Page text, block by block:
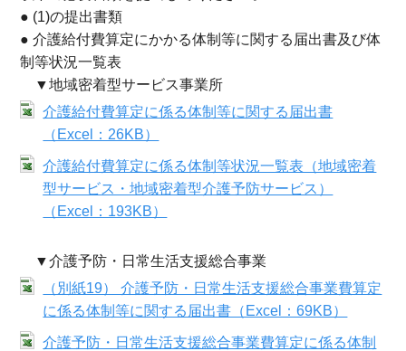
● (1)の提出書類
● 介護給付費算定にかかる体制等に関する届出書及び体
制等状況一覧表
▼地域密着型サービス事業所
介護給付費算定に係る体制等に関する届出書
（Excel：26KB）
介護給付費算定に係る体制等状況一覧表（地域密着
型サービス・地域密着型介護予防サービス）
（Excel：193KB）
▼介護予防・日常生活支援総合事業
（別紙19） 介護予防・日常生活支援総合事業費算定
に係る体制等に関する届出書（Excel：69KB）
介護予防・日常生活支援総合事業費算定に係る体制